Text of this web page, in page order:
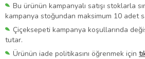
Bu ürünün kampanyalı satışı stoklarla
kampanya stoğundan maksimum 10 adet
Çiçeksepeti kampanya koşullarında
tutar.
Ürünün iade politikasını öğrenmek için